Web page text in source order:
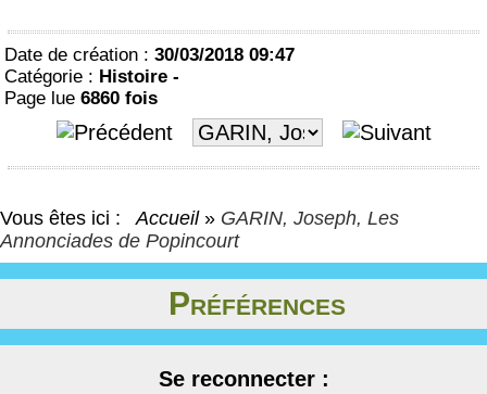
Date de création : 30/03/2018 09:47
Catégorie : Histoire -
Page lue 6860 fois
Vous êtes ici : Accueil » GARIN, Joseph, Les
Annonciades de Popincourt
Préférences
Se reconnecter :